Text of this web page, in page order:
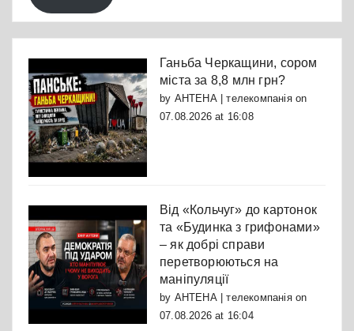
Ганьба Черкащини, сором
міста за 8,8 млн грн?
by АНТЕНА | телекомпаніяon
07.08.2026 at 16:08
Від «Кольчуг» до картонок
та «Будинка з грифонами»
– як добрі справи
перетворюються на
маніпуляції
by АНТЕНА | телекомпаніяon
07.08.2026 at 16:04